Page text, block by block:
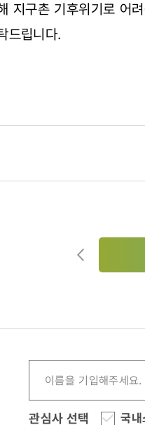
지구촌 기후위기로 어
드립니다.
관심사 선택 국내